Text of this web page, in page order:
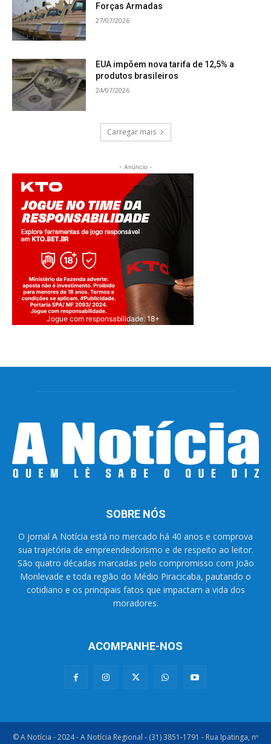
Forças Armadas
27/07/2026
EUA impõem nova tarifa de 12,5% a
produtos brasileiros
24/07/2026
Carregar mais
- Anúncio -
Jogue com responsabilidade. 18+
SOBRE NÓS
O jornal A Notícia está no mercado há 40 anos e comprova
sua trajetória de empreendedorismo e de respeito ao leitor.
São quatro décadas marcadas pelo compromisso com João
Monlevade e toda região do Médio Piracicaba, pautando o
cotidiano e os principais fatos que impactam a vida dos
moradores.
ACOMPANHE-NOS
© A Notícia - 2024 - A Notícia Regional - (31) 3851-1791 - Rua Ipatinga, nº